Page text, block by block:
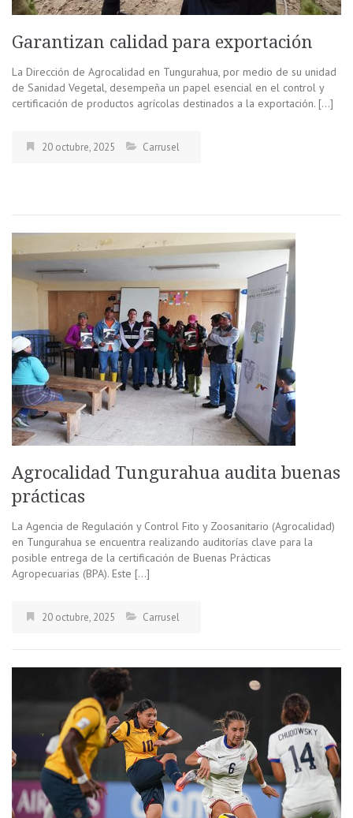
Garantizan calidad para exportación
La Dirección de Agrocalidad en Tungurahua, por medio de su unidad
de Sanidad Vegetal, desempeña un papel esencial en el control y
certificación de productos agrícolas destinados a la exportación. […]
20 octubre, 2025 Carrusel
Agrocalidad Tungurahua audita buenas
prácticas
La Agencia de Regulación y Control Fito y Zoosanitario (Agrocalidad)
en Tungurahua se encuentra realizando auditorías clave para la
posible entrega de la certificación de Buenas Prácticas
Agropecuarias (BPA). Este […]
20 octubre, 2025 Carrusel